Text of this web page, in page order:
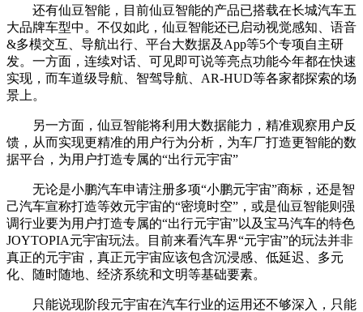
还有仙豆智能，目前仙豆智能的产品已搭载在长城汽车五
大品牌车型中。不仅如此，仙豆智能还已启动视觉感知、语音
&多模交互、导航出行、平台大数据及App等5个专项自主研
发。一方面，连续对话、可见即可说等亮点功能今年都在快速
实现，而车道级导航、智驾导航、AR-HUD等各家都探索的场
景上。
另一方面，仙豆智能将利用大数据能力，精准观察用户反
馈，从而实现更精准的用户行为分析，为车厂打造更智能的数
据平台，为用户打造专属的“出行元宇宙”
无论是小鹏汽车申请注册多项“小鹏元宇宙”商标，还是智
己汽车宣称打造等效元宇宙的“密境时空”，或是仙豆智能则强
调行业要为用户打造专属的“出行元宇宙”以及宝马汽车的特色
JOYTOPIA元宇宙玩法。目前来看汽车界“元宇宙”的玩法并非
真正的元宇宙，真正元宇宙应该包含沉浸感、低延迟、多元
化、随时随地、经济系统和文明等基础要素。
只能说现阶段元宇宙在汽车行业的运用还不够深入，只能